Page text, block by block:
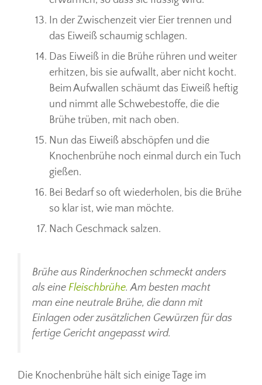
In der Zwischenzeit vier Eier trennen und
das Eiweiß schaumig schlagen.
Das Eiweiß in die Brühe rühren und weiter
erhitzen, bis sie aufwallt, aber nicht kocht.
Beim Aufwallen schäumt das Eiweiß heftig
und nimmt alle Schwebestoffe, die die
Brühe trüben, mit nach oben.
Nun das Eiweiß abschöpfen und die
Knochenbrühe noch einmal durch ein Tuch
gießen.
Bei Bedarf so oft wiederholen, bis die Brühe
so klar ist, wie man möchte.
Nach Geschmack salzen.
Brühe aus Rinderknochen schmeckt anders
als eine Fleischbrühe. Am besten macht
man eine neutrale Brühe, die dann mit
Einlagen oder zusätzlichen Gewürzen für das
fertige Gericht angepasst wird.
Die Knochenbrühe hält sich einige Tage im